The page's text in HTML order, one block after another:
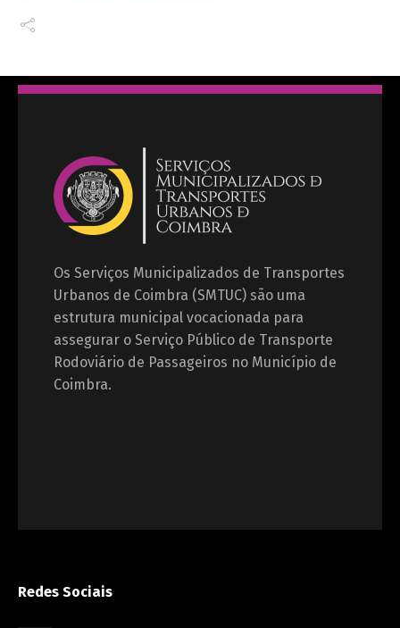
Os Serviços Municipalizados de Transportes
Urbanos de Coimbra (SMTUC) são uma
estrutura municipal vocacionada para
assegurar o Serviço Público de Transporte
Rodoviário de Passageiros no Município de
Coimbra.
Redes Sociais